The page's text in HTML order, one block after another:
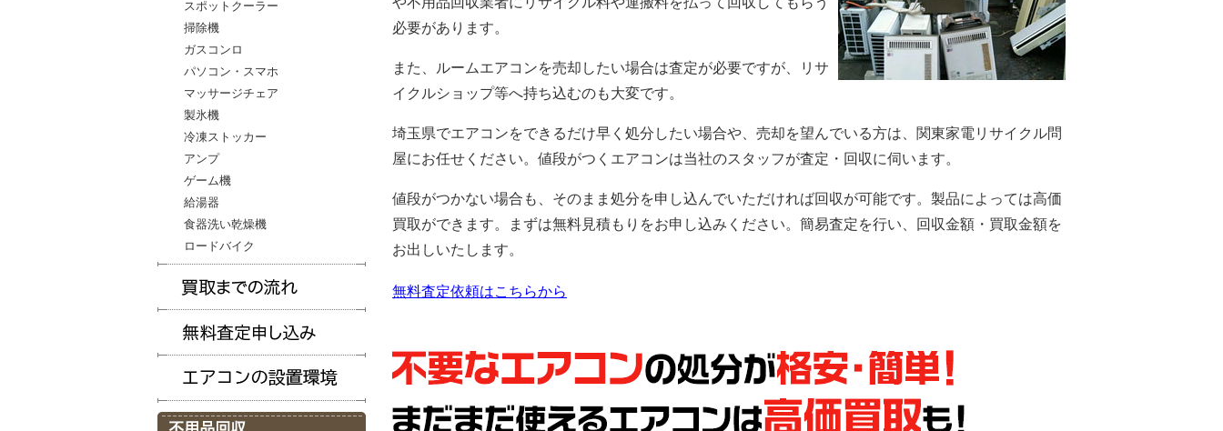
必要があります。
また、ルームエアコンを売却したい場合は査定が必要ですが、リサ
イクルショップ等へ持ち込むのも大変です。
埼玉県でエアコンをできるだけ早く処分したい場合や、売却を望んでいる方は、関東家電リサイクル問
屋にお任せください。値段がつくエアコンは当社のスタッフが査定・回収に伺います。
値段がつかない場合も、そのまま処分を申し込んでいただければ回収が可能です。製品によっては高価
買取ができます。まずは無料見積もりをお申し込みください。簡易査定を行い、回収金額・買取金額を
お出しいたします。
無料査定依頼はこちらから
スポットクーラー
掃除機
ガスコンロ
パソコン・スマホ
マッサージチェア
製氷機
冷凍ストッカー
アンプ
ゲーム機
給湯器
食器洗い乾燥機
ロードバイク